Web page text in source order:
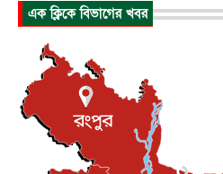
পাকিস্তান-তুরস্কের সঙ্গে
যুক্তরাজ্যে গ্রুমিং
আন্তর্জাতিক
বিরোধ কাটিয়ে কূটনৈতিক
আন্তর্জাতিক
এক ক্লিকে বিভাগের খবর